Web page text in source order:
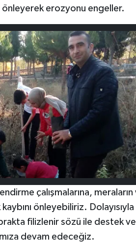
önleyerek erozyonu engeller.
çalışmalarına, meraların
önleyebiliriz. Dolayısıyla
filizlenir sözü ile destek
devam edeceğiz.